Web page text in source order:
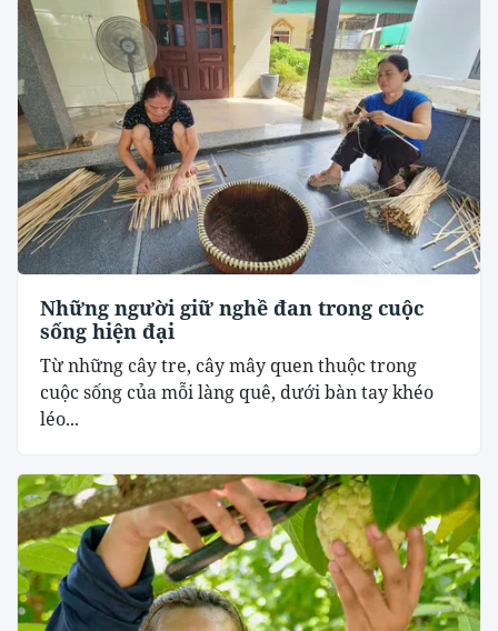
Những người giữ nghề đan trong cuộc
sống hiện đại
Từ những cây tre, cây mây quen thuộc trong
cuộc sống của mỗi làng quê, dưới bàn tay khéo
léo...